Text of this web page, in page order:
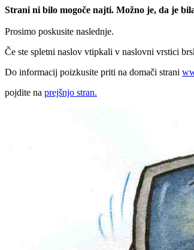
Strani ni bilo mogoče najti. Možno je, da je
Prosimo poskusite naslednje.
Če ste spletni naslov vtipkali v naslovni vrstici
Do informacij poizkusite priti na domači strani
pojdite na prejšnjo stran.